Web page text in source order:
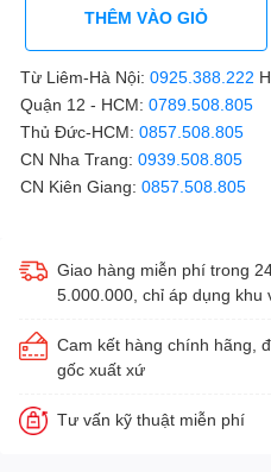
THÊM VÀO GIỎ
Từ Liêm-Hà Nội: 0925.388.222
Quận 12 - HCM: 0789.508.805
Thủ Đức-HCM: 0857.508.805
CN Nha Trang: 0939.508.805
CN Kiên Giang: 0857.508.805
Giao hàng miễn phí trong
5.000.000, chỉ áp dụng khu
Cam kết hàng chính hãng,
gốc xuất xứ
Tư vấn kỹ thuật miễn phí